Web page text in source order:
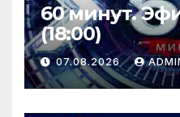
60 минут.
(18:00)
07.08.2026